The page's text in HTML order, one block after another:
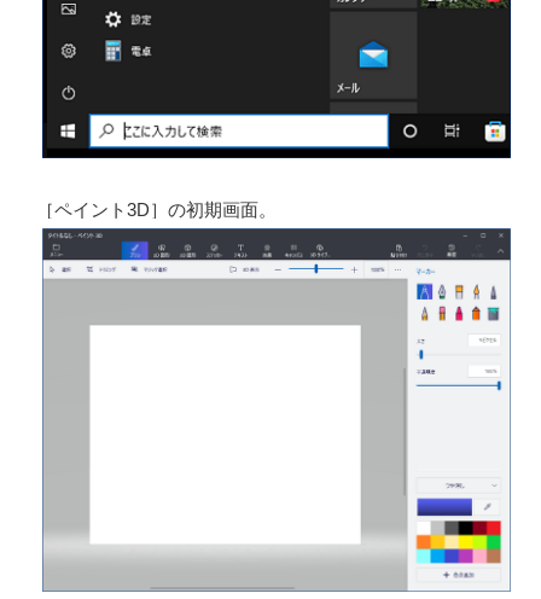
1. 「ペイント 3D」の起動と画像の取り込み
スタートボタンをクリックして、スタートメニューの一
覧から［ペイント3D］をクリックする。